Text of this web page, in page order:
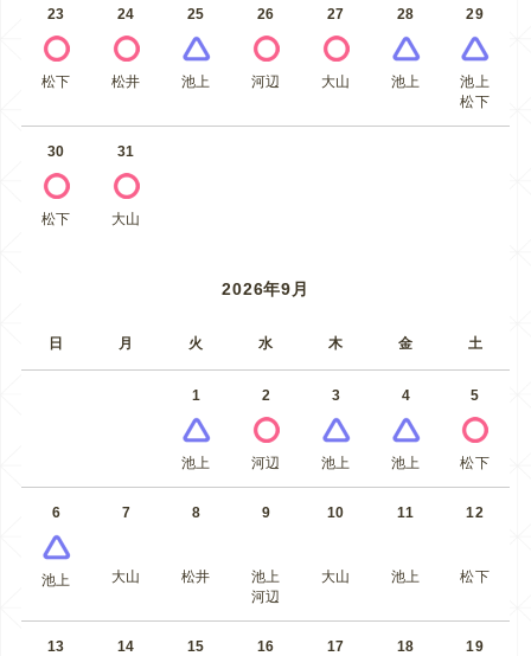
23
松下
24
松井
25
池上
26
河辺
27
大山
28
池上
29
池上
松下
30
松下
31
大山
2026年9月
日 月 火 水 木 金 土
1
池上
2
河辺
3
池上
4
池上
5
松下
6
池上
7
大山
8
松井
9
池上
河辺
10
大山
11
池上
12
松下
13 14 15 16 17 18 19